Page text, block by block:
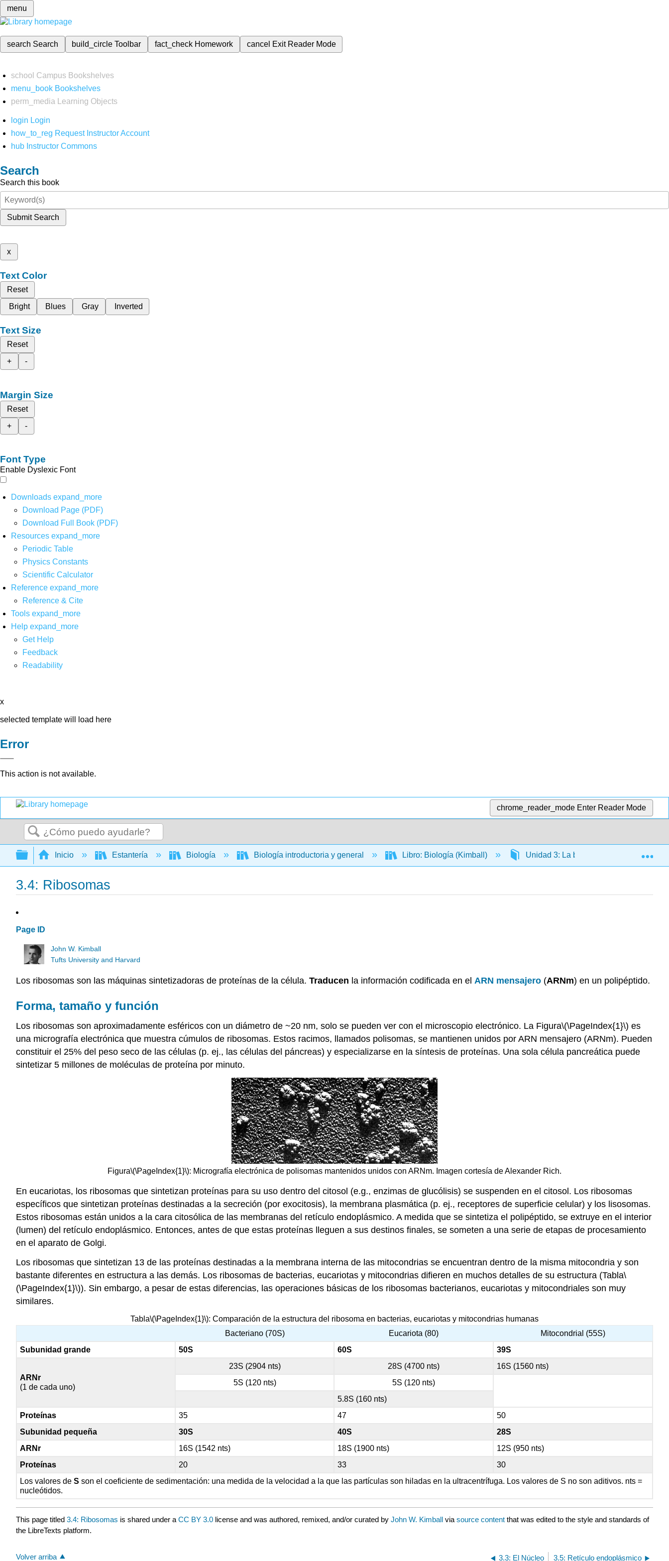
menu
search Search build_circleToolbar fact_check Homework cancel Exit Reader Mode
school Campus Bookshelves
menu_book Bookshelves
perm_media
Learning Objects
login Login
how_to_reg Request Instructor Account
hub Instructor Commons
Search
Search this book
Submit Search
x
Text Color
Reset
Bright
Blues Gray Inverted
Text Size
Reset
+
-
Margin Size
Reset
+
-
Font Type
Enable Dyslexic Font
Downloads expand_more
Download Page (PDF)
Download Full Book (PDF)
Resources expand_more
Periodic Table
Physics Constants
Scientific Calculator
Reference expand_more
Reference & Cite
Tools expand_more
Help expand_more
Get Help
Feedback
Readability
x
selected template will load here
Error
This action is not available.
chrome_reader_mode Enter Reader Mode
Buscar
Expandir/contraer jerarquía global
Inicio Estantería Biología Biología introductoria y general Libro: Biología (Kimball) Unidad 3: La base celular de la vida
3.4: Ribosomas
Page ID
John W. Kimball
Tufts University and Harvard
Los ribosomas son las máquinas sintetizadoras de proteínas de la célula. Traducen la información codificada en el ARN mensajero (ARNm) en un polipéptido.
Forma, tamaño y función
Los ribosomas son aproximadamente esféricos con un diámetro de ~20 nm, solo se pueden ver con el microscopio electrónico. La Figura\(\PageIndex{1}\) es
una micrografía electrónica que muestra cúmulos de ribosomas. Estos racimos, llamados polisomas, se mantienen unidos por ARN mensajero (ARNm). Pueden
constituir el 25% del peso seco de las células (p. ej., las células del páncreas) y especializarse en la síntesis de proteínas. Una sola célula pancreática puede
sintetizar 5 millones de moléculas de proteína por minuto.
Figura\(\PageIndex{1}\): Micrografía electrónica de polisomas mantenidos unidos con ARNm. Imagen cortesía de Alexander Rich.
En eucariotas, los ribosomas que sintetizan proteínas para su uso dentro del citosol (e.g., enzimas de glucólisis) se suspenden en el citosol. Los ribosomas
específicos que sintetizan proteínas destinadas a la secreción (por exocitosis), la membrana plasmática (p. ej., receptores de superficie celular) y los lisosomas.
Estos ribosomas están unidos a la cara citosólica de las membranas del retículo endoplásmico. A medida que se sintetiza el polipéptido, se extruye en el interior
(lumen) del retículo endoplásmico. Entonces, antes de que estas proteínas lleguen a sus destinos finales, se someten a una serie de etapas de procesamiento
en el aparato de Golgi.
Los ribosomas que sintetizan 13 de las proteínas destinadas a la membrana interna de las mitocondrias se encuentran dentro de la misma mitocondria y son
bastante diferentes en estructura a las demás. Los ribosomas de bacterias, eucariotas y mitocondrias difieren en muchos detalles de su estructura (Tabla\
(\PageIndex{1}\)). Sin embargo, a pesar de estas diferencias, las operaciones básicas de los ribosomas bacterianos, eucariotas y mitocondriales son muy
similares.
Bacteriano (70S) Eucariota (80) Mitocondrial (55S)
Tabla\(\PageIndex{1}\): Comparación de la estructura del ribosoma en bacterias, eucariotas y mitocondrias humanas
Subunidad grande 50S 60S 39S
ARNr
(1 de cada uno)
23S (2904 nts) 28S (4700 nts)
16S (1560 nts)
5S (120 nts)
5S (120 nts)
5.8S (160 nts)
Proteínas
35 47
50
Subunidad pequeña
30S 40S
28S
ARNr
16S (1542 nts) 18S (1900 nts)
12S (950 nts)
Proteínas
20 33
30
Los valores deS son el coeficiente de sedimentación: una medida de la velocidad a la que las partículas son hiladas en la ultracentrífuga. Los valores de S no son aditivos. nts =
nucleótidos.
This page titled 3.4: Ribosomas is shared under a CC BY 3.0 license and was authored, remixed, and/or curated by John W. Kimball via source content that was edited to the style and standards of
the LibreTexts platform.
Volver arriba 3.3: El Núcleo 3.5: Retículo endoplásmico